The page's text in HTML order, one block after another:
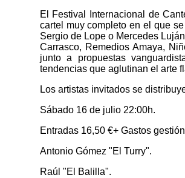
El Festival Internacional de
cartel muy completo en el que
Sergio de Lope o Mercedes
Carrasco, Remedios Amaya,
junto a propuestas
tendencias que aglutinan el arte
Los artistas invitados se
Sábado 16 de julio 22:00h.
Entradas 16,50 €+ Gastos
Antonio Gómez "El Turry".
Raúl "El Balilla".